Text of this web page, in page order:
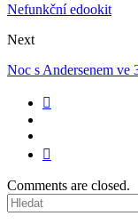
Nefunkční edookit
Next
Noc s Andersenem ve
Comments are closed.